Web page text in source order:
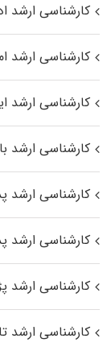
کارشناسی ارشد
کارشناسی ارشد
کارشناسی ارشد
کارشناسی ارشد
کارشناسی ارشد
کارشناسی ارشد
کارشناسی ارشد
کارشناسی ارشد